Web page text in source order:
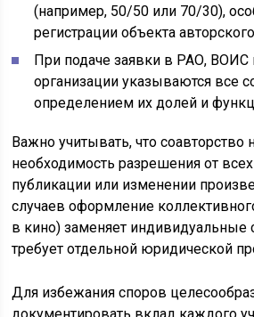
(например, 50/50 или 70/30),
регистрации объекта
При подаче заявки в РАО, ВОИС
организации указываются все
определением их долей и
Важно учитывать, что соавторство
необходимость разрешения от
публикации или изменении
случаев оформление
в кино) заменяет индивидуальные
требует отдельной юридической
Для избежания споров